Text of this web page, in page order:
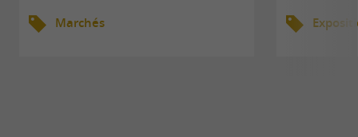
Marchés